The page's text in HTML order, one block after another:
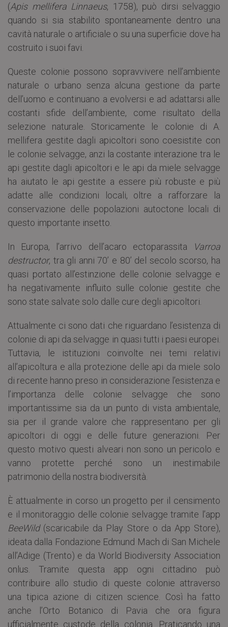
(Apis mellifera Linnaeus, 1758), può dirsi selvaggio
quando si sia stabilito spontaneamente dentro una
cavità naturale o artificiale o su una superficie dove ha
costruito i suoi favi.
Queste colonie possono sopravvivere nell’ambiente
naturale o urbano senza alcuna gestione da parte
dell’uomo e continuano a evolversi e ad adattarsi alle
costanti sfide dell’ambiente, come risultato della
selezione naturale. Storicamente le colonie di A.
mellifera gestite dagli apicoltori sono coesistite con
le colonie selvagge, anzi la costante interazione tra le
api gestite dagli apicoltori e le api da miele selvagge
ha aiutato le api gestite a essere più robuste e più
adatte alle condizioni locali, oltre a rafforzare la
conservazione delle popolazioni autoctone locali di
questo importante insetto.
In Europa, l’arrivo dell’acaro ectoparassita
Varroa
destructor, tra gli anni 70’ e 80’ del secolo scorso, ha
quasi portato all’estinzione delle colonie selvagge e
ha negativamente influito sulle colonie gestite che
sono state salvate solo dalle cure degli apicoltori.
Attualmente ci sono dati che riguardano l’esistenza di
colonie di api da selvagge in quasi tutti i paesi europei.
Tuttavia, le istituzioni coinvolte nei temi relativi
all’apicoltura e alla protezione delle api da miele solo
di recente hanno preso in considerazione l’esistenza e
l’importanza delle colonie selvagge che sono
importantissime sia da un punto di vista ambientale,
sia per il grande valore che rappresentano per gli
apicoltori di oggi e delle future generazioni. Per
questo motivo questi alveari non sono un pericolo e
vanno protette perché sono un inestimabile
patrimonio della nostra biodiversità.
È attualmente in corso un progetto per il censimento
e il monitoraggio delle colonie selvagge tramite l’app
BeeWild(scaricabile da Play Store o da App Store),
ideata dalla Fondazione Edmund Mach di San Michele
all’Adige (Trento) e da World Biodiversity Association
onlus. Tramite questa app ogni cittadino può
contribuire allo studio di queste colonie attraverso
una tipica azione di citizen science. Così ha fatto
anche l’Orto Botanico di Pavia che ora figura
ufficialmente custode della colonia. Praticando una